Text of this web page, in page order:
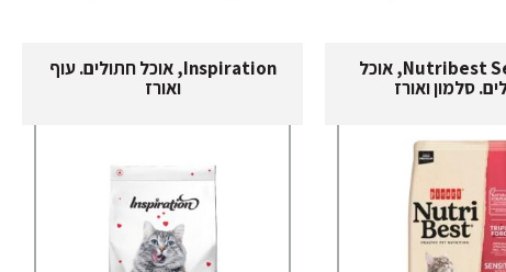
Nutribest Sensitive, אוכל
סלמון ואורז
Inspiration, אוכל חתולים. עוף
ואורז